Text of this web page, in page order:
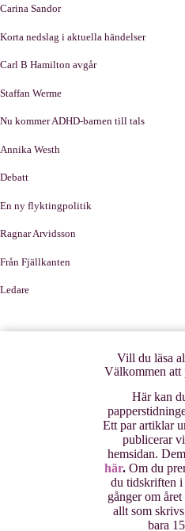
Carina Sandor
Korta nedslag i
Carl B Hamilton
Staffan Werme
Nu kommer ADHD-
Annika Westh
Debatt
En ny
Ragnar Arvidsson
Från
Ledare
Vill du läsa
Välkommen att
Här kan
Ett par artiklar
publicerar
hemsidan.
här. Om du
du tidskriften i
gånger om
allt som
bara